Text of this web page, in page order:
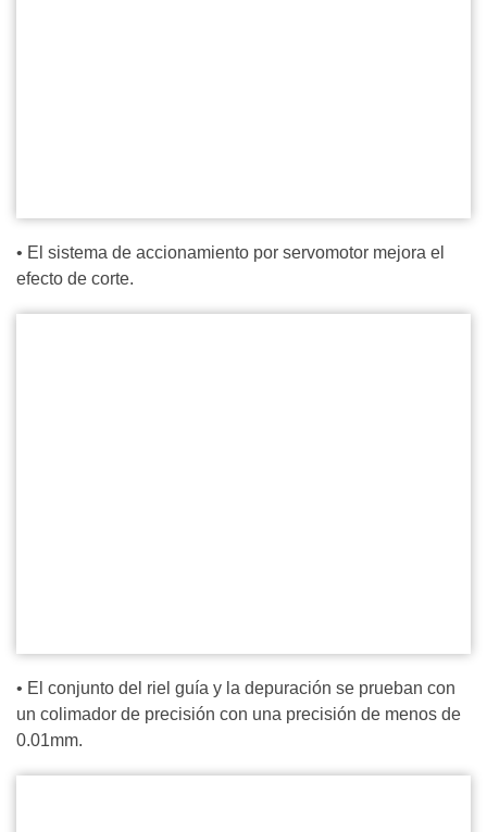
• El sistema de accionamiento por servomotor mejora el
efecto de corte.
• El conjunto del riel guía y la depuración se prueban con
un colimador de precisión con una precisión de menos de
0.01mm.